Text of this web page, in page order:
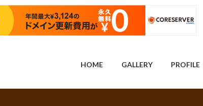
HOME GALLERY PROFILE